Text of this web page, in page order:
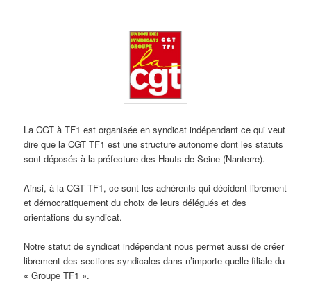
La CGT à TF1 est organisée en syndicat indépendant ce qui veut
dire que la CGT TF1 est une structure autonome dont les statuts
sont déposés à la préfecture des Hauts de Seine (Nanterre).
Ainsi, à la CGT TF1, ce sont les adhérents qui décident librement
et démocratiquement du choix de leurs délégués et des
orientations du syndicat.
Notre statut de syndicat indépendant nous permet aussi de créer
librement des sections syndicales dans n’importe quelle filiale du
« Groupe TF1 ».